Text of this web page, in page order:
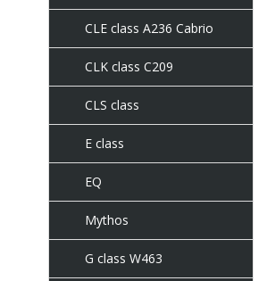
CLE class A236 Cabrio
CLK class C209
CLS class
E class
EQ
Mythos
G class W463